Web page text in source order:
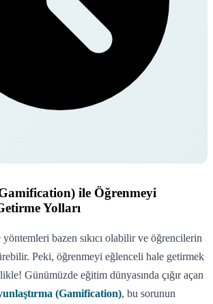
ile Öğrenmeyi
Yolları
bazen sıkıcı olabilir ve öğrencilerin
Peki, öğrenmeyi eğlenceli hale getirmek
Günümüzde eğitim dünyasında çığır açan
(Gamification), bu sorunun